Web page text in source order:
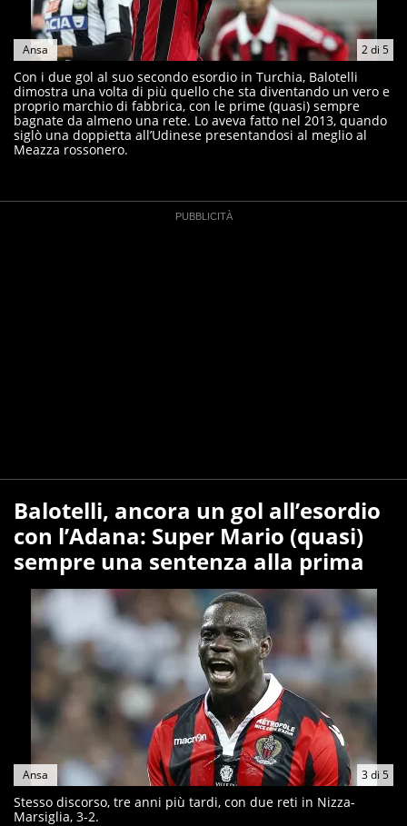
2di 5
Ansa
Con i due gol al suo secondo esordio in Turchia, Balotelli
dimostra una volta di più quello che sta diventando un vero e
proprio marchio di fabbrica, con le prime (quasi) sempre
bagnate da almeno una rete. Lo aveva fatto nel 2013, quando
siglò una doppietta all’Udinese presentandosi al meglio al
Meazza rossonero.
Balotelli, ancora un gol all’esordio
con l’Adana: Super Mario (quasi)
sempre una sentenza alla prima
3di 5
Ansa
Stesso discorso, tre anni più tardi, con due reti in Nizza-
Marsiglia, 3-2.